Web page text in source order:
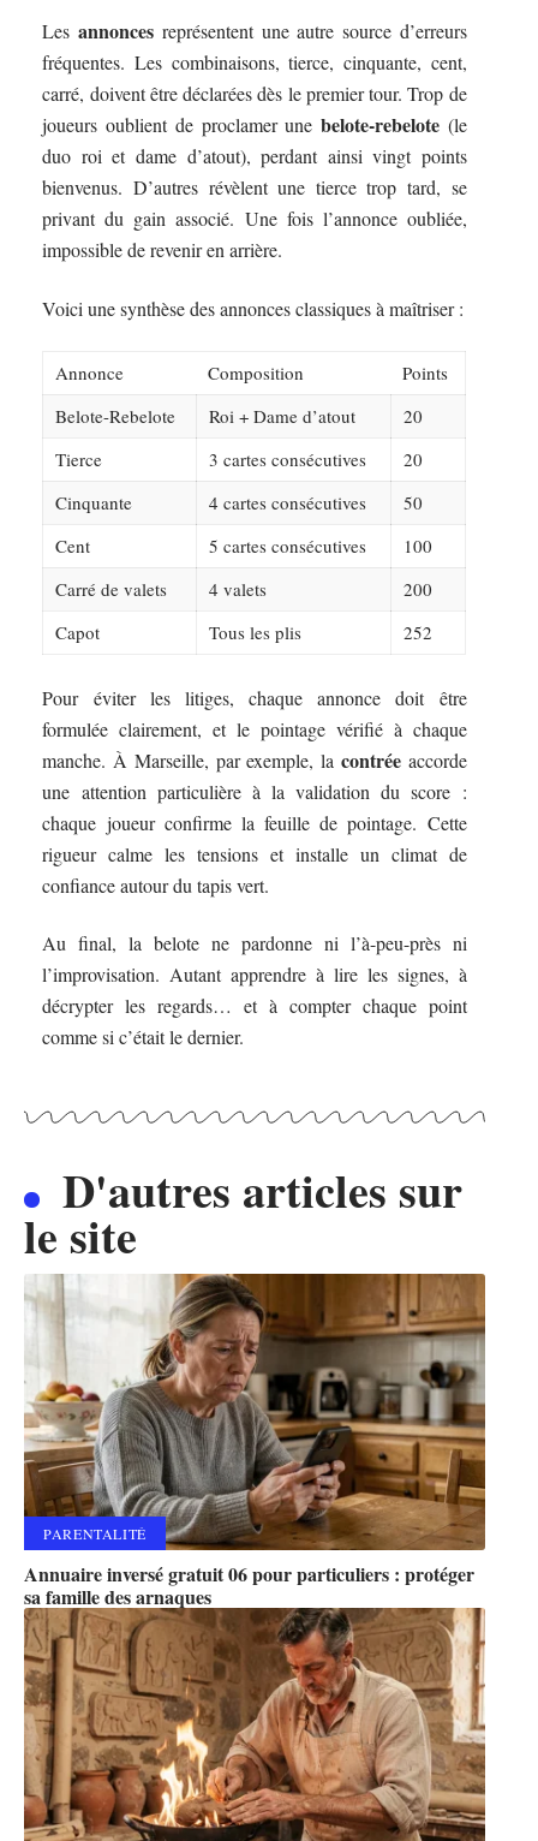
Lesannonces représentent une autre source d’erreurs
fréquentes. Les combinaisons, tierce, cinquante, cent,
carré, doivent être déclarées dès le premier tour. Trop de
joueurs oublient de proclamer une belote-rebelote(le
duo roi et dame d’atout), perdant ainsi vingt points
bienvenus. D’autres révèlent une tierce trop tard, se
privant du gain associé. Une fois l’annonce oubliée,
impossible de revenir en arrière.
Voici une synthèse des annonces classiques à maîtriser :
Annonce Composition
Points
Belote-Rebelote
Roi + Dame d’atout
20
Tierce
3 cartes consécutives
20
Cinquante
4 cartes consécutives
50
Cent
5 cartes consécutives
100
Carré de valets
4 valets
200
Capot
Tous les plis 252
Pour éviter les litiges, chaque annonce doit être
formulée clairement, et le pointage vérifié à chaque
manche. À Marseille, par exemple, la contréeaccorde
une attention particulière à la validation du score :
chaque joueur confirme la feuille de pointage. Cette
rigueur calme les tensions et installe un climat de
confiance autour du tapis vert.
Au final, la belote ne pardonne ni l’à-peu-près ni
l’improvisation. Autant apprendre à lire les signes, à
décrypter les regards… et à compter chaque point
comme si c’était le dernier.
D'autres articles sur
le site
PARENTALITÉ
Annuaire inversé gratuit 06 pour particuliers : protéger
sa famille des arnaques